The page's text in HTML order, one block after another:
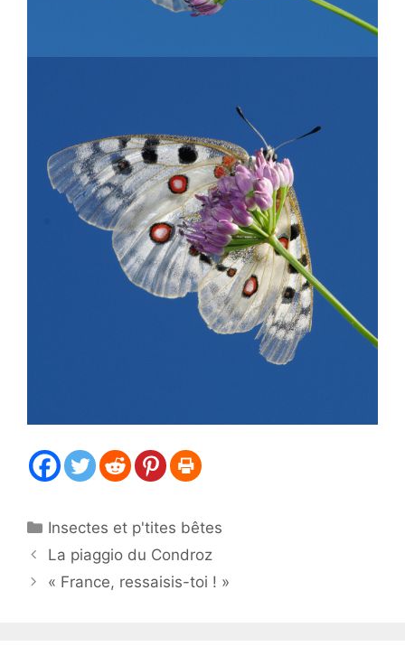
Catégories
Insectes et p'tites bêtes
La piaggio du Condroz
« France, ressaisis-toi ! »